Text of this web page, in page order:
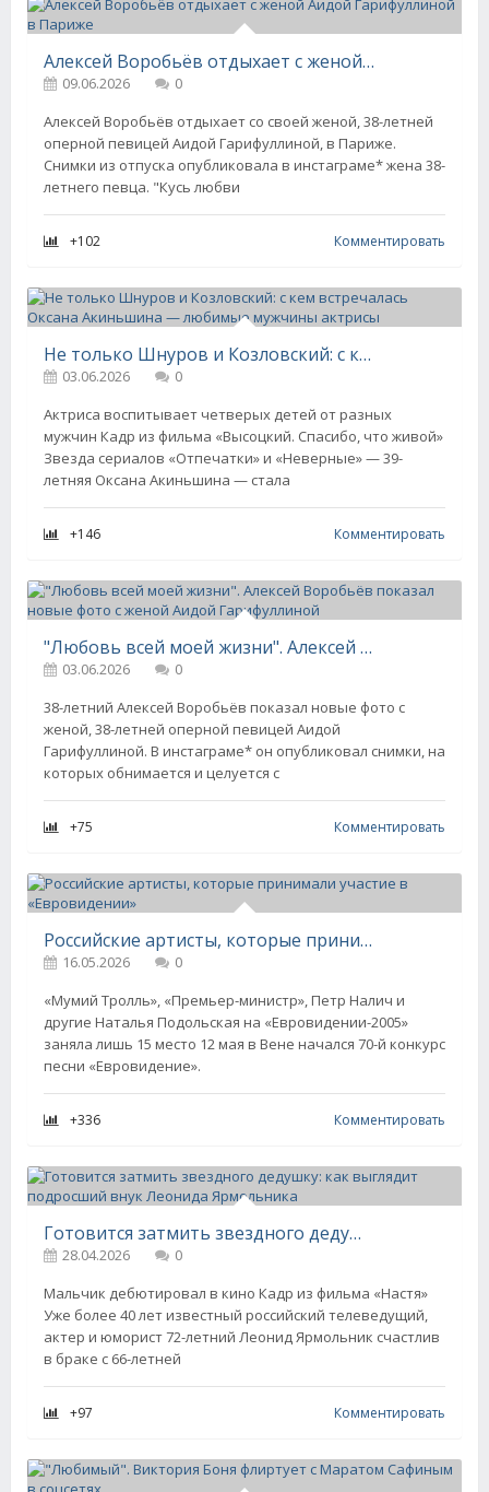
Алексей Воробьёв отдыхает с женой Аидой Гарифуллиной в Париже
09.06.2026
0
Алексей Воробьёв отдыхает со своей женой, 38-летней
оперной певицей Аидой Гарифуллиной, в Париже.
Снимки из отпуска опубликовала в инстаграме* жена 38-
летнего певца. "Кусь любви
+102 Комментировать
Не только Шнуров и Козловский: с кем встречалась Оксана Акиньшина — любимые мужчины актрисы
03.06.2026
0
Актриса воспитывает четверых детей от разных
мужчин Кадр из фильма «Высоцкий. Спасибо, что живой»
Звезда сериалов «Отпечатки» и «Неверные» — 39-
летняя Оксана Акиньшина — стала
+146 Комментировать
"Любовь всей моей жизни". Алексей Воробьёв показал новые фото с женой Аидой Гарифуллиной
03.06.2026
0
38-летний Алексей Воробьёв показал новые фото с
женой, 38-летней оперной певицей Аидой
Гарифуллиной. В инстаграме* он опубликовал снимки, на
которых обнимается и целуется с
+75 Комментировать
Российские артисты, которые принимали участие в «Евровидении»
16.05.2026
0
«Мумий Тролль», «Премьер-министр», Петр Налич и
другие Наталья Подольская на «Евровидении-2005»
заняла лишь 15 место 12 мая в Вене начался 70-й конкурс
песни «Евровидение».
+336 Комментировать
Готовится затмить звездного дедушку: как выглядит подросший внук Леонида Ярмольника
28.04.2026
0
Мальчик дебютировал в кино Кадр из фильма «Настя»
Уже более 40 лет известный российский телеведущий,
актер и юморист 72-летний Леонид Ярмольник счастлив
в браке с 66-летней
+97 Комментировать